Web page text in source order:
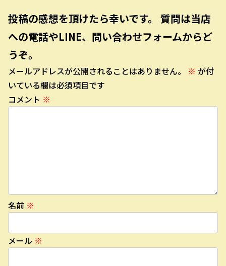
投稿の感想を頂けたら幸いです。 質問は当店
への電話やLINE、問い合わせフォームからど
うぞ。
メールアドレスが公開されることはありません。 ※ が付
いている欄は必須項目です
コメント ※
名前 ※
メール ※